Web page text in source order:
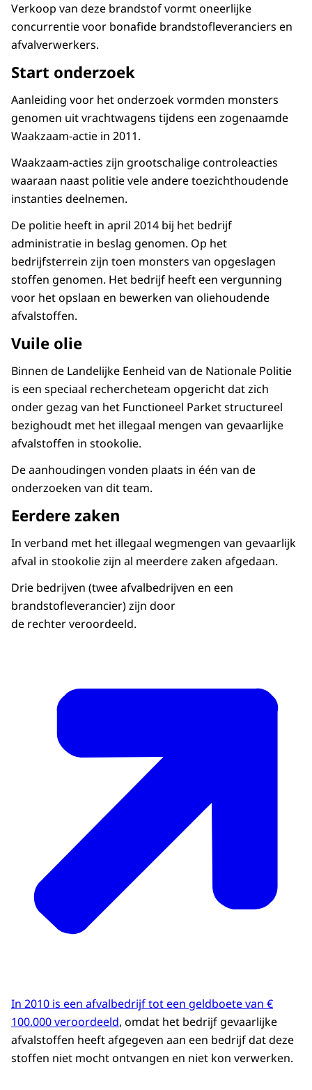
Verkoop van deze brandstof vormt oneerlijke
concurrentie voor bonafide brandstofleveranciers en
afvalverwerkers.
Start onderzoek
Aanleiding voor het onderzoek vormden monsters
genomen uit vrachtwagens tijdens een zogenaamde
Waakzaam-actie in 2011.
Waakzaam-acties zijn grootschalige controleacties
waaraan naast politie vele andere toezichthoudende
instanties deelnemen.
De politie heeft in april 2014 bij het bedrijf
administratie in beslag genomen. Op het
bedrijfsterrein zijn toen monsters van opgeslagen
stoffen genomen. Het bedrijf heeft een vergunning
voor het opslaan en bewerken van oliehoudende
afvalstoffen.
Vuile olie
Binnen de Landelijke Eenheid van de Nationale Politie
is een speciaal rechercheteam opgericht dat zich
onder gezag van het Functioneel Parket structureel
bezighoudt met het illegaal mengen van gevaarlijke
afvalstoffen in stookolie.
De aanhoudingen vonden plaats in één van de
onderzoeken van dit team.
Eerdere zaken
In verband met het illegaal wegmengen van gevaarlijk
afval in stookolie zijn al meerdere zaken afgedaan.
Drie bedrijven (twee afvalbedrijven en een
brandstofleverancier) zijn door
de rechter veroordeeld.
In 2010 is een afvalbedrijf tot een geldboete van €
100.000 veroordeeld, omdat het bedrijf gevaarlijke
afvalstoffen heeft afgegeven aan een bedrijf dat deze
stoffen niet mocht ontvangen en niet kon verwerken.